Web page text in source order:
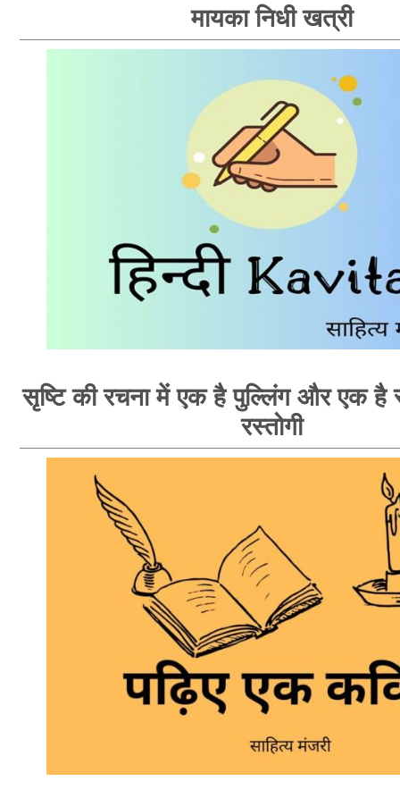
मायका निधी खत्री
सृष्टि की रचना में एक है पुल्लिंग और एक है
रस्तोगी